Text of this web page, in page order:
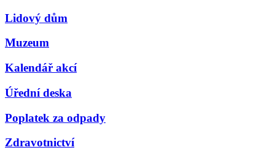
Lidový dům
Muzeum
Kalendář akcí
Úřední deska
Poplatek za odpady
Zdravotnictví